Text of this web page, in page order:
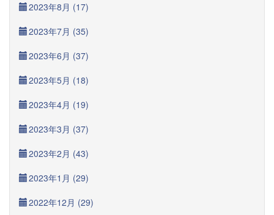
2023年8月 (17)
2023年7月 (35)
2023年6月 (37)
2023年5月 (18)
2023年4月 (19)
2023年3月 (37)
2023年2月 (43)
2023年1月 (29)
2022年12月 (29)